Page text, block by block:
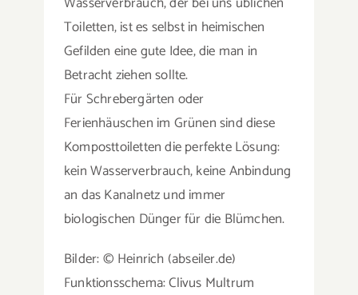
Toiletten, ist es selbst in heimischen
Gefilden eine gute Idee, die man in
Betracht ziehen sollte.
Für Schrebergärten oder
Ferienhäuschen im Grünen sind diese
Komposttoiletten die perfekte Lösung:
kein Wasserverbrauch, keine Anbindung
an das Kanalnetz und immer
biologischen Dünger für die Blümchen.
Bilder: © Heinrich (abseiler.de)
Funktionsschema: Clivus Multrum